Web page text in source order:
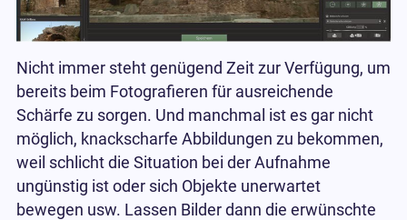
Nicht immer steht genügend Zeit zur Verfügung, um
bereits beim Fotografieren für ausreichende
Schärfe zu sorgen. Und manchmal ist es gar nicht
möglich, knackscharfe Abbildungen zu bekommen,
weil schlicht die Situation bei der Aufnahme
ungünstig ist oder sich Objekte unerwartet
bewegen usw. Lassen Bilder dann die erwünschte